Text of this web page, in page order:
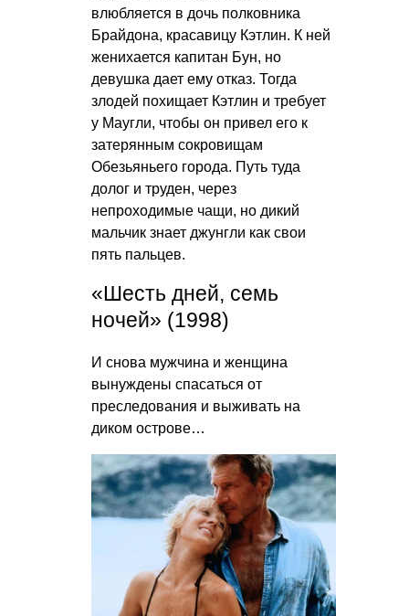
влюбляется в дочь полковника
Брайдона, красавицу Кэтлин. К ней
женихается капитан Бун, но
девушка дает ему отказ. Тогда
злодей похищает Кэтлин и требует
у Маугли, чтобы он привел его к
затерянным сокровищам
Обезьяньего города. Путь туда
долог и труден, через
непроходимые чащи, но дикий
мальчик знает джунгли как свои
пять пальцев.
«Шесть дней, семь
ночей» (1998)
И снова мужчина и женщина
вынуждены спасаться от
преследования и выживать на
диком острове…